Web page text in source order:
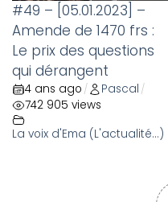
#49 – [05.01.2023] –
Amende de 1470 frs :
Le prix des questions
qui dérangent
4 ans ago / Pascal /
742 905 views
La voix d'Ema (L'actualité...)